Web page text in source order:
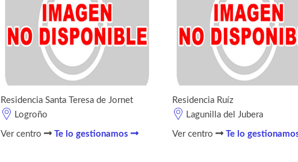
Residencia Santa Teresa de Jornet
Logroño
Ver centro Te lo gestionamos
Residencia Ruíz
Lagunilla del Jubera
Ver centro Te lo